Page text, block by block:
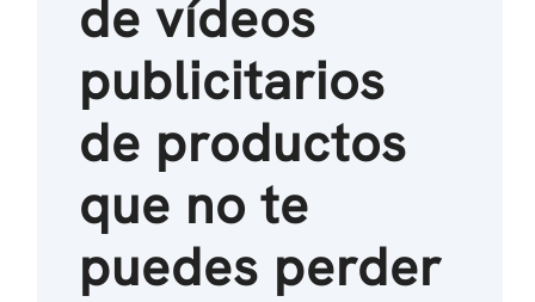
de vídeos
publicitarios
de productos
que no te
puedes perder